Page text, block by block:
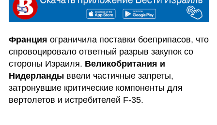
Франция ограничила поставки боеприпасов, что
спровоцировало ответный разрыв закупок со
стороны Израиля. Великобритания и
Нидерланды ввели частичные запреты,
затронувшие критические компоненты для
вертолетов и истребителей F-35.